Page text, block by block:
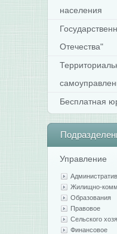
населения
Отечества"
Бесплатная
Управление
Жилищно-
Образования
Правовое
Сельского
Финансовое